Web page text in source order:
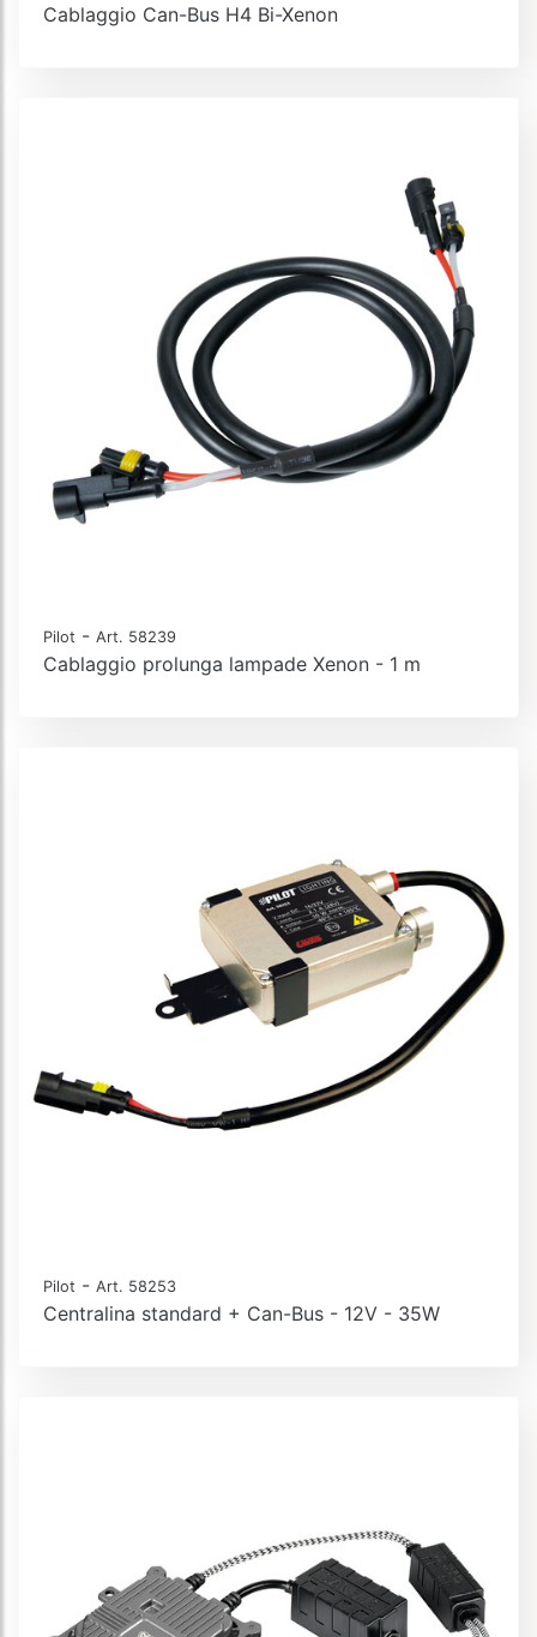
Cablaggio Can-Bus H4 Bi-Xenon
Pilot - Art. 58239
Cablaggio prolunga lampade Xenon - 1 m
Pilot - Art. 58253
Centralina standard + Can-Bus - 12V - 35W